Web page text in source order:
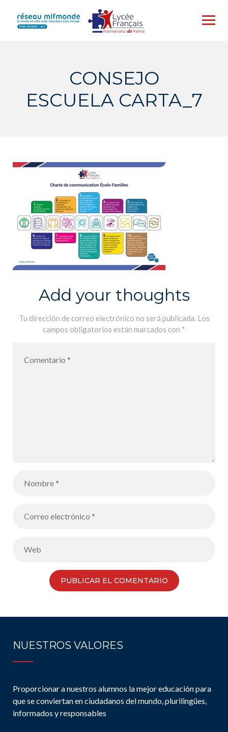
content
CONSEJO
ESCUELA CARTA_7
Add your thoughts
Tu dirección de correo electrónico no será publicada. Los
campos obligatorios están marcados con *
NUESTROS VALORES
Proporcionar a nuestros alumnos la mejor educación para
que se conviertan en ciudadanos del mundo, plurilingües,
informados y responsables